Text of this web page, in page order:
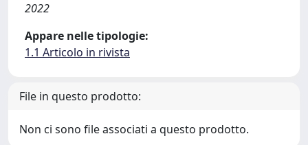
2022
Appare nelle tipologie:
1.1 Articolo in rivista
File in questo prodotto:
Non ci sono file associati a questo prodotto.